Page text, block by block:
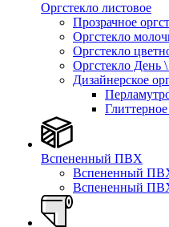
Оргстекло листовое
Прозрачное
Оргстекло
Оргстекло
Оргстекло День
Дизайнерское
Вспененный ПВХ
Вспененный
Вспененный